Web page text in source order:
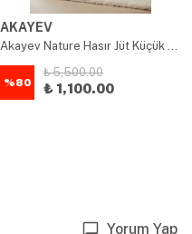
AKAYEV
Akayev Nature Hasır Jüt Küçük Yuvarlak Yassı Puf 40x18 cm
%80
₺ 5,500.00
₺ 1,100.00
Yorum Yap